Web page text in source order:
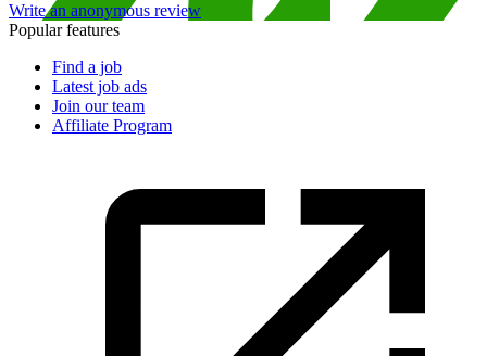
Write an anonymous review
Popular features
Find a job
Latest job ads
Join our team
Affiliate Program